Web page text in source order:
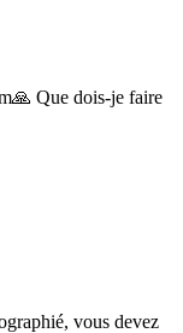
Que dois-je faire
vous devez